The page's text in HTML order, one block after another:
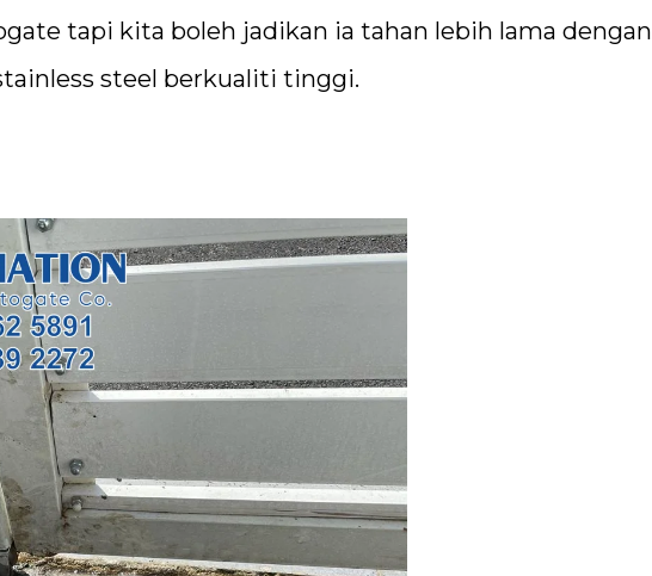
tapi kita boleh jadikan ia tahan lebih lama dengan
steel berkualiti tinggi.